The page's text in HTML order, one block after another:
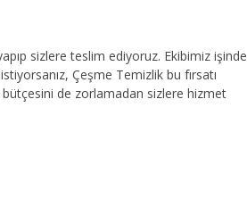
sizlere teslim ediyoruz. Ekibimiz işinde
Çeşme Temizlik bu fırsatı
de zorlamadan sizlere hizmet